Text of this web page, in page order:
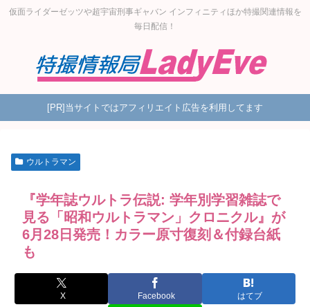
仮面ライダーゼッツや超宇宙刑事ギャバン インフィニティほか特撮関連情報を
毎日配信！
[PR]当サイトではアフィリエイト広告を利用してます
ウルトラマン
『学年誌ウルトラ伝説: 学年別学習雑誌で
見る「昭和ウルトラマン」クロニクル』が
6月28日発売！カラー原寸復刻＆付録台紙
も
X Facebook はてブ